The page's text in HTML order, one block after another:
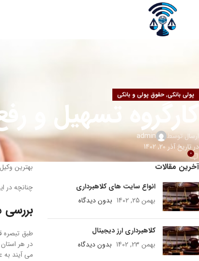
پولی بانکی,حقوق پولی و بانکی
کارگروه تسهیل و
ارسال توسط
admin
در تاریخ آذر 20, 1402
0
آخرین مقالات
انواع سایت های کلاهبرداری
بهمن 25, 1402
بدون دیدگاه
کلاهبرداری ارز دیجیتال
بهمن 23, 1402
بدون دیدگاه
بهترین
چنانچه در
طبق تبصره
در هر
می ­آيند